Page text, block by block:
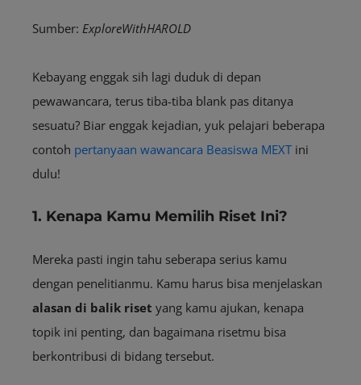
Sumber: ExploreWithHAROLD
Kebayang enggak sih lagi duduk di depan
pewawancara, terus tiba-tiba blank pas ditanya
sesuatu? Biar enggak kejadian, yuk pelajari beberapa
contoh pertanyaan wawancara Beasiswa MEXT ini
dulu!
1. Kenapa Kamu Memilih Riset Ini?
Mereka pasti ingin tahu seberapa serius kamu
dengan penelitianmu. Kamu harus bisa menjelaskan
alasan di balik riset yang kamu ajukan, kenapa
topik ini penting, dan bagaimana risetmu bisa
berkontribusi di bidang tersebut.